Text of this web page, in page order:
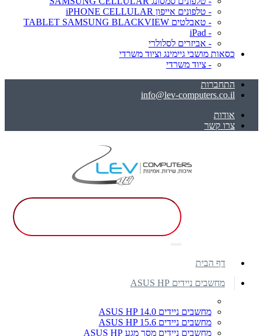
- טלפונים אייפון iPHONE CELLULAR
- טאבלטים TABLET SAMSUNG BLACKVIEW
- iPad
- אביזרים לסלולרי
כסאות מושבי גיימינג וציוד משרדי
- ציוד משרדי
התחברות
info@lev-computers.co.il
אודות
צרו קשר
דף הבית
מחשבים ניידים ASUS HP
מחשבים ניידים ASUS HP 14.0
מחשבים ניידים ASUS HP 15.6
מחשבים ניידים מסך מגע ASUS HP